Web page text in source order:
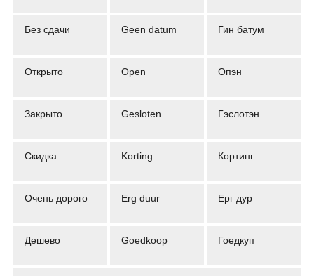
Без сдачи Geen datum Гин батум
Открыто Open Опэн
Закрыто Gesloten Гэслотэн
Скидка Korting Кортинг
Очень дорого Erg duur Ерг дур
Дешево Goedkoop Гоедкуп